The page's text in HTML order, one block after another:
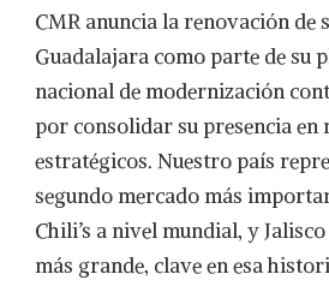
CMR anuncia la renovación de
Guadalajara como parte de su
nacional de modernización
por consolidar su presencia en
estratégicos. Nuestro país
segundo mercado más
Chili’s a nivel mundial, y
más grande, clave en esa